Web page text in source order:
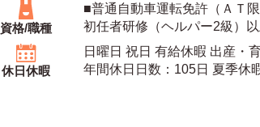
資格/職種
■普通自動車運転免許（ＡＴ
初任者研修（ヘルパー2級）
休日休暇
日曜日 祝日 有給休暇 出産・
年間休日日数：105日 夏季休暇日数：10日 初年